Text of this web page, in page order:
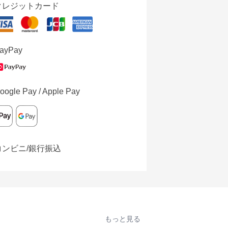
レジットカード
Pay / Apple Pay
ンビニ/銀行振込
もっと見る